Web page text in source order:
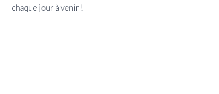
chaque jour à venir !